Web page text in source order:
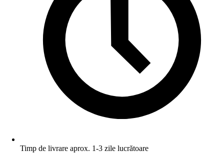
Timp de livrare aprox. 1-3 zile lucrătoare